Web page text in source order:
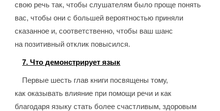
свою речь так, чтобы слушателям было проще понять
вас, чтобы они с большей вероятностью приняли
сказанное и, соответственно, чтобы ваш шанс
на позитивный отклик повысился.
7. Что демонстрирует язык
Первые шесть глав книги посвящены тому,
как оказывать влияние при помощи речи и как
благодаря языку стать более счастливым, здоровым